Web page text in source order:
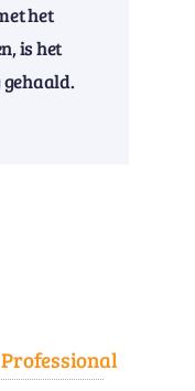
het
is het